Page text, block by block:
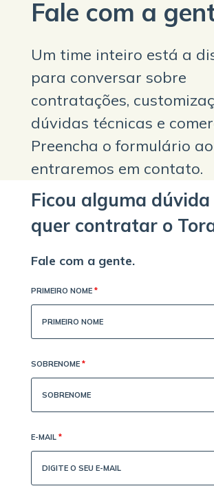
Fale com a
Um time inteiro está a
para conversar sobre
contratações,
dúvidas técnicas e
Preencha o formulário
entraremos em contato.
Ficou alguma dúvida
quer contratar o
Fale com a gente.
PRIMEIRO NOME *
SOBRENOME *
E-MAIL *